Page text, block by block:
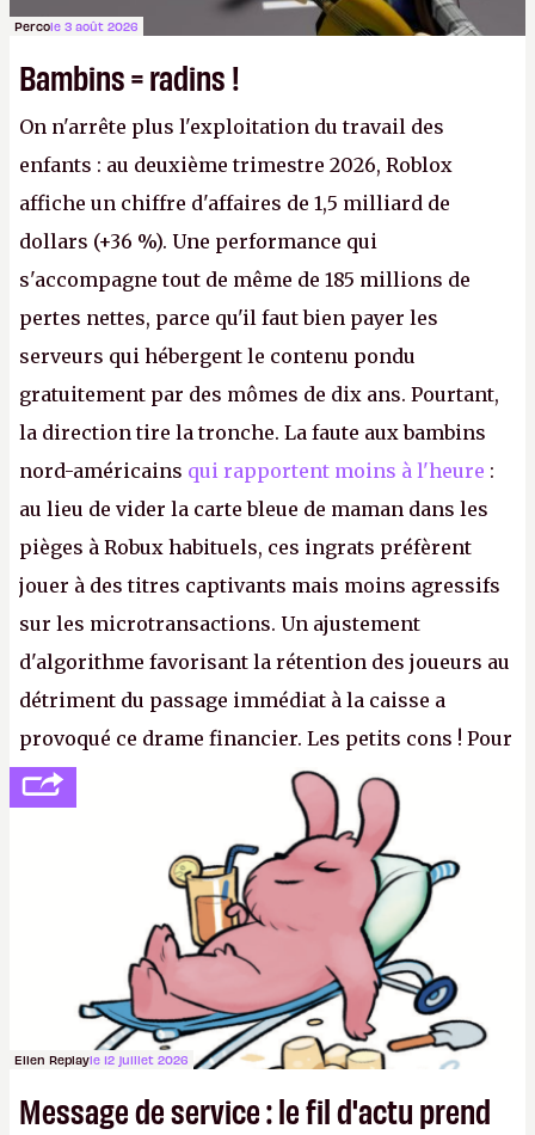
Percole 3 août 2026
Bambins = radins !
On n'arrête plus l'exploitation du travail des
enfants : au deuxième trimestre 2026, Roblox
affiche un chiffre d'affaires de 1,5 milliard de
dollars (+36 %). Une performance qui
s'accompagne tout de même de 185 millions de
pertes nettes, parce qu'il faut bien payer les
serveurs qui hébergent le contenu pondu
gratuitement par des mômes de dix ans. Pourtant,
la direction tire la tronche. La faute aux bambins
nord-américains qui rapportent moins à l'heure :
au lieu de vider la carte bleue de maman dans les
pièges à Robux habituels, ces ingrats préfèrent
jouer à des titres captivants mais moins agressifs
sur les microtransactions. Un ajustement
d'algorithme favorisant la rétention des joueurs au
détriment du passage immédiat à la caisse a
provoqué ce drame financier. Les petits cons ! Pour
se consoler, le PDG David Baszucki peut compter
sur le déblocage du jeu en Russie et l'explosion des
joueurs majeurs (+32 %). L'avenir appartient donc
aux adultes, qui ne sont jamais que des enfants
avec du pouvoir d'achat.P.
Ellen Replayle 12 juillet 2026
Message de service : le fil d'actu prend